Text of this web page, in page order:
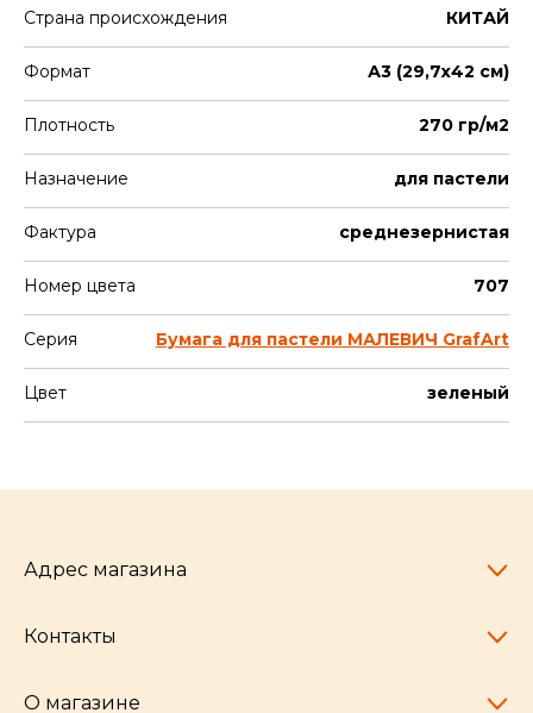
Страна происхождения КИТАЙ
Формат А3 (29,7х42 см)
Плотность 270 гр/м2
Назначение для пастели
Фактура среднезернистая
Номер цвета 707
Серия Бумага для пастели МАЛЕВИЧ GrafArt
Цвет зеленый
Адрес магазина
Челябинск,
Контакты
О магазине